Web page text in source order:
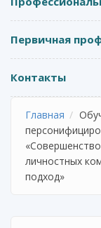
Первичная
Контакты
Главная
личностных
подход»